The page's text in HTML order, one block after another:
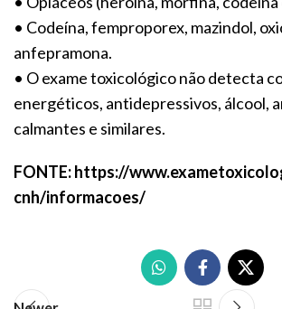
• Codeína, femproporex, mazindol,
anfepramona.
• O exame toxicológico não detecta
energéticos, antidepressivos, álcool,
calmantes e similares.
FONTE: https://
cnh/informacoes/